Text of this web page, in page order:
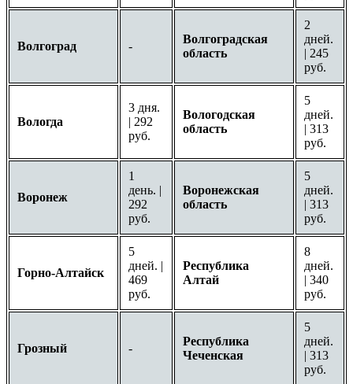
Волгоград -
Волгоградская
область
2
дней.
| 245
руб.
Вологда
3 дня.
| 292
руб.
Вологодская
область
5
дней.
| 313
руб.
Воронеж
1
день. |
292
руб.
Воронежская
область
5
дней.
| 313
руб.
Горно-Алтайск
5
дней. |
469
руб.
Республика
Алтай
8
дней.
| 340
руб.
Грозный -
Республика
Чеченская
5
дней.
| 313
руб.